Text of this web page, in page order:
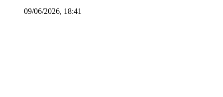
09/06/2026, 18:41